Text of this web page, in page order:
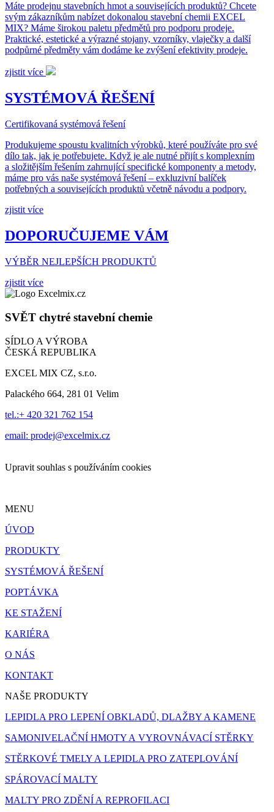
Máte prodejnu stavebních hmot a souvisejících produktů? Chcete
svým zákazníkům nabízet dokonalou stavební chemii EXCEL
MIX? Máme širokou paletu předmětů pro podporu prodeje.
Praktické, estetické a výrazné stojany, vzorníky, vlaječky a další
podpůrné předměty vám dodáme ke zvýšení efektivity prodeje.
zjistit více
SYSTÉMOVÁ ŘEŠENÍ
Certifikovaná systémová řešení
Produkujeme spoustu kvalitních výrobků, které používáte pro své
dílo tak, jak je potřebujete. Když je ale nutné přijít s komplexním
a složitějším řešením zahrnující specifické komponenty a metody,
máme pro vás naše systémová řešení – exkluzivní balíček
potřebných a souvisejících produktů včetně návodu a podpory.
zjistit více
DOPORUČUJEME VÁM
VÝBĚR NEJLEPŠÍCH PRODUKTŮ
zjistit více
SVĚT chytré stavební chemie
SÍDLO A VÝROBA
ČESKÁ REPUBLIKA
EXCEL MIX CZ, s.r.o.
Palackého 664, 281 01 Velim
tel.:+ 420 321 762 154
email: prodej@excelmix.cz
Upravit souhlas s používáním cookies
MENU
ÚVOD
PRODUKTY
SYSTÉMOVÁ ŘEŠENÍ
POPTÁVKA
KE STAŽENÍ
KARIÉRA
O NÁS
KONTAKT
NAŠE PRODUKTY
LEPIDLA PRO LEPENÍ OBKLADŮ, DLAŽBY A KAMENE
SAMONIVELAČNÍ HMOTY A VYROVNÁVACÍ STĚRKY
STĚRKOVÉ TMELY A LEPIDLA PRO ZATEPLOVÁNÍ
SPÁROVACÍ MALTY
MALTY PRO ZDĚNÍ A REPROFILACI